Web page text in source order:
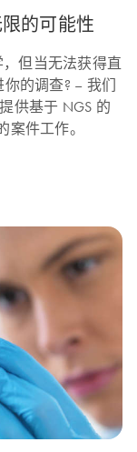
的可能性
但当无法获得直
的调查? – 我们
供基于 NGS 的
件工作。